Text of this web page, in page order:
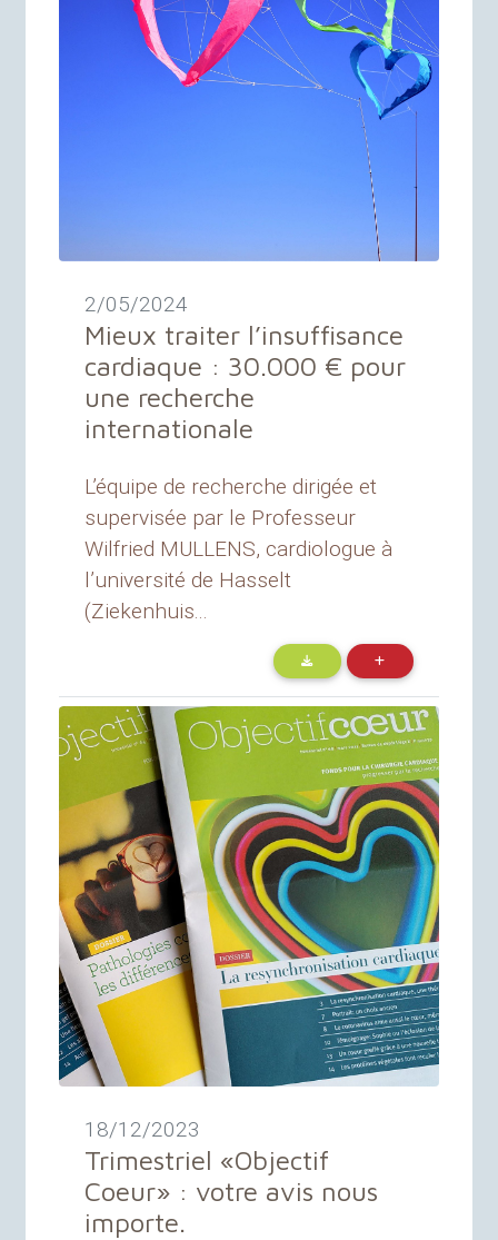
2/05/2024
Mieux traiter l’insuffisance
cardiaque : 30.000 € pour
une recherche
internationale
L’équipe de recherche dirigée et
supervisée par le Professeur
Wilfried MULLENS, cardiologue à
l’université de Hasselt
(Ziekenhuis...
18/12/2023
Trimestriel «Objectif
Coeur» : votre avis nous
importe.